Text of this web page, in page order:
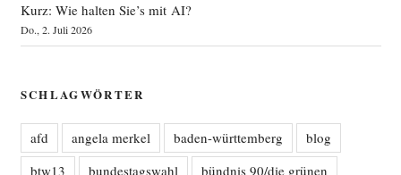
Kurz: Wie halten Sie’s mit AI?
Do., 2. Juli 2026
SCHLAGWÖRTER
afd angela merkel baden-württemberg
blog
btw13
bundestagswahl bündnis 90/die grünen